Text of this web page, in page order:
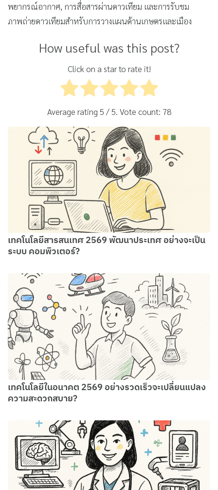
พยากรณ์อากาศ, การสื่อสารผ่านดาวเทียม และการรับชม
ภาพถ่ายดาวเทียมสำหรับการวางแผนด้านเกษตรและเมือง
How useful was this post?
Click on a star to rate it!
Average rating 5 / 5. Vote count: 78
เทคโนโลยีสารสนเทศ 2569 พัฒนาประเทศ อย่างจะเป็น
ระบบ คอมพิวเตอร์?
เทคโนโลยีในอนาคต 2569 อย่างรวดเร็วจะเปลี่ยนแปลง
ความสะดวกสบาย?